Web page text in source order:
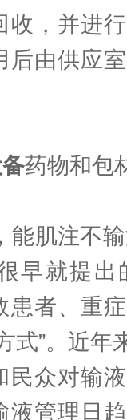
收，并进
后由供应
药物和包
肌注不输
早就提出
患者、重
式”。近年
民众对输
液管理日